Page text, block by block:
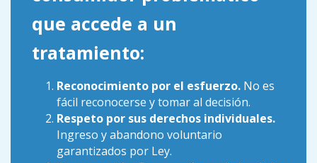
que accede a un
tratamiento:
Reconocimiento por el esfuerzo. No es
fácil reconocerse y tomar al decisión.
Respeto por sus derechos individuales.
Ingreso y abandono voluntario
garantizados por Ley.